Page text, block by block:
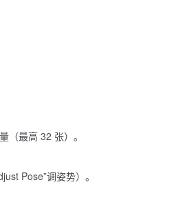
（最高 32 张）。
Pose”调姿势）。